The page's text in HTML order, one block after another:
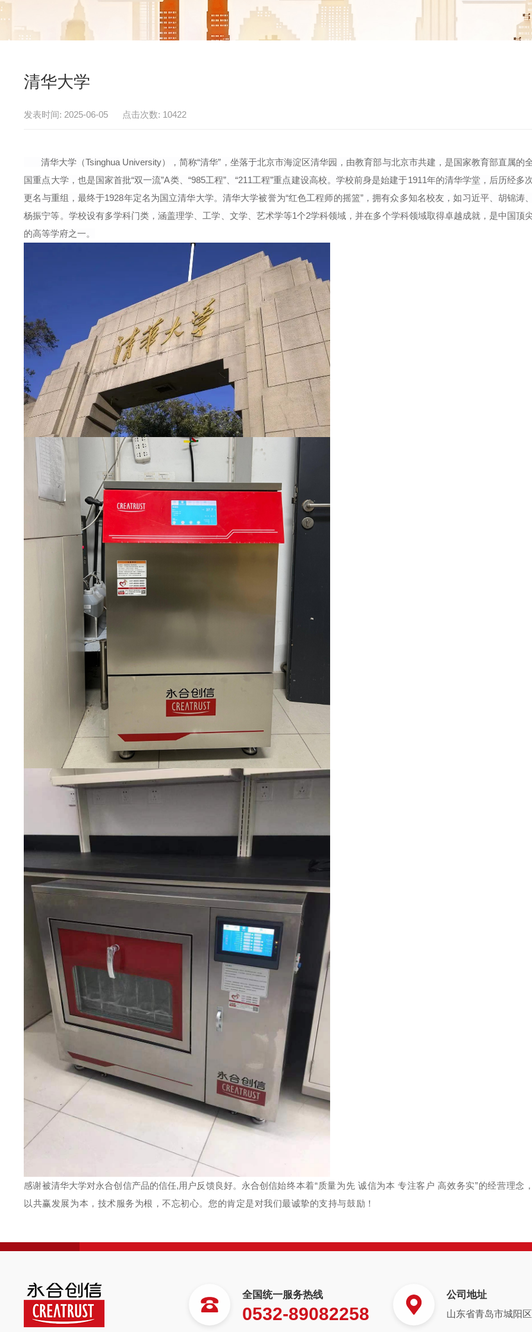
清华大学
发表时间: 2025-06-05 点击次数: 10422
清华大学（Tsinghua University），简称“清华”，坐落于北京市海淀区清华园，由教育部与北京市共建，是国家教育部直属的
国重点大学，也是国家首批“双一流”A类、“985工程”、“211工程”重点建设高校。学校前身是始建于1911年的清华学堂，后历经多
更名与重组，最终于1928年定名为国立清华大学。清华大学被誉为“红色工程师的摇篮”，拥有众多知名校友，如习近平、胡锦涛
杨振宁等。学校设有多学科门类，涵盖理学、工学、文学、艺术学等1个2学科领域，并在多个学科领域取得卓越成就，是中国顶
的高等学府之一。
感谢被清华大学对永合创信产品的信任,用户反馈良好。永合创信始终本着“质量为先 诚信为本 专注客户 高效务实”的经营理念
以共赢发展为本，技术服务为根，不忘初心。您的肯定是对我们最诚挚的支持与鼓励！
全国统一服务热线
0532-89082258
公司地址
山东省青岛市城阳